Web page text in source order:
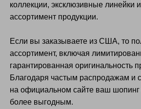
коллекции, эксклюзивные линейки
ассортимент продукции.
Если вы заказываете из США, то
ассортимент, включая
гарантированная оригинальность
Благодаря частым распродажам и
на официальном сайте ваш шопинг
более выгодным.